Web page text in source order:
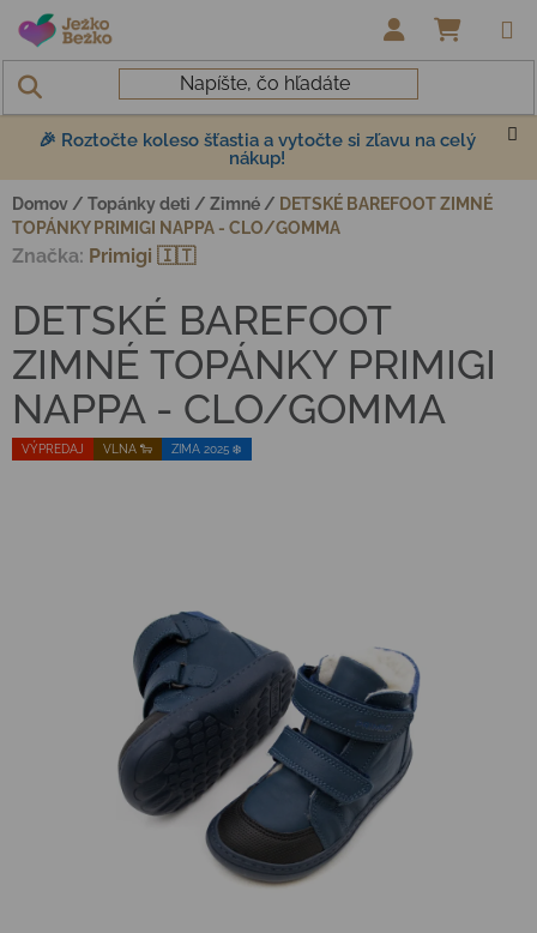
Prejsť na obsah
🎉 Roztočte koleso šťastia a vytočte si zľavu na celý
nákup!
Domov / Topánky deti / Zimné / DETSKÉ BAREFOOT ZIMNÉ
TOPÁNKY PRIMIGI NAPPA - CLO/GOMMA
VÝPREDAJ VLNA 🐑 ZIMA 2025 ❄️
DETSKÉ BAREFOOT
ZIMNÉ TOPÁNKY PRIMIGI
NAPPA - CLO/GOMMA
Značka: Primigi 🇮🇹